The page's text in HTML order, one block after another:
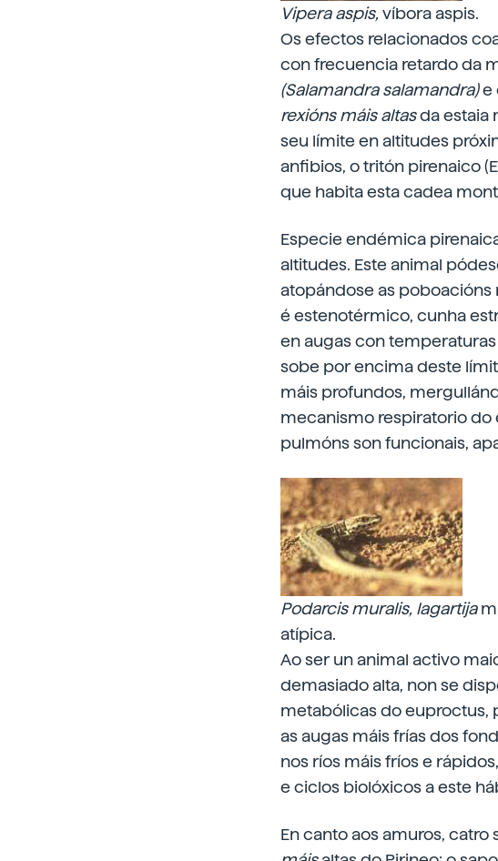
Vipera aspis,víbora aspis.
Os efectos relacionados
con frecuencia retardo da
(Salamandra salamandra)e
rexións máis altasda estaia
seu límite en altitudes
anfibios, o tritón pirenaico
que habita esta cadea
Especie endémica
altitudes. Este animal
atopándose as
é estenotérmico, cunha
en augas con temperaturas
sobe por encima deste
máis profundos,
mecanismo respiratorio do
pulmóns son funcionais,
Podarcis muralis, lagartija
atípica.
Ao ser un animal activo
demasiado alta, non se
metabólicas do euproctus,
as augas máis frías dos
nos ríos máis fríos e
e ciclos biolóxicos a este
En canto aos amuros,